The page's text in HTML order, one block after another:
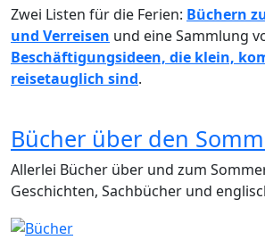
Zwei Listen für die Ferien: Büchern
und Verreisen und eine Sammlung
Beschäftigungsideen, die klein,
reisetauglich sind.
Bücher über den
Allerlei Bücher über und zum
Geschichten, Sachbücher und